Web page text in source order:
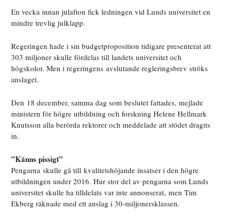
En vecka innan julafton fick ledningen vid Lunds universitet en
mindre trevlig julklapp.
Regeringen hade i sin budgetproposition tidigare presenterat att
303 miljoner skulle fördelas till landets universitet och
högskolor.Men i regeringens avslutande regleringsbrev ströks
anslaget.
Den 18 december, samma dag som beslutet fattades, mejlade
ministern för högre utbildning och forskning Helene Hellmark
Knutsson alla berörda rektorer och meddelade att stödet dragits
in.
”Känns pissigt”
Pengarna skulle gå till kvalitetshöjande insatser i den högre
utbildningen under 2016. Hur stor del av pengarna som Lunds
universitet skulle ha tilldelats var inte annonserat,men Tim
Ekberg räknade med ett anslag i 30-miljonersklassen.